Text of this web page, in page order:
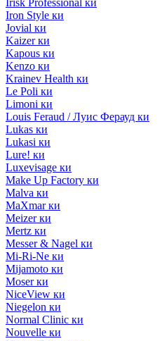
Irisk Professional ки
Iron Style ки
Jovial ки
Kaizer ки
Kapous ки
Kenzo ки
Krainev Health ки
Le Poli ки
Limoni ки
Louis Feraud / Луис Ферауд ки
Lukas ки
Lukasi ки
Lure! ки
Luxevisage ки
Make Up Factory ки
Malva ки
MaXmar ки
Meizer ки
Mertz ки
Messer & Nagel ки
Mi-Ri-Ne ки
Mijamoto ки
Moser ки
NiceView ки
Niegelon ки
Normal Clinic ки
Nouvelle ки